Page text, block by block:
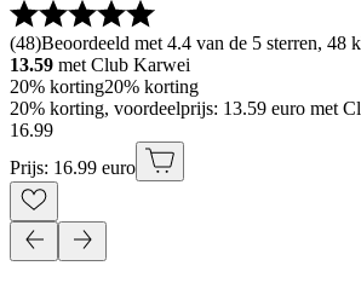
(48)Beoordeeld met 4.4 van de 5 sterren, 48
13.59 met Club Karwei
20% korting20% korting
20% korting, voordeelprijs: 13.59 euro met
16.99
Prijs: 16.99 euro